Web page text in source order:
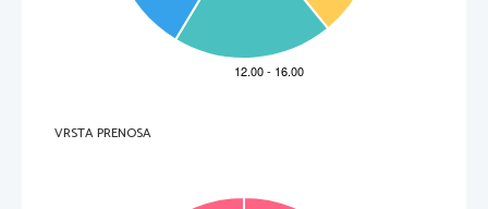
VRSTA PRENOSA